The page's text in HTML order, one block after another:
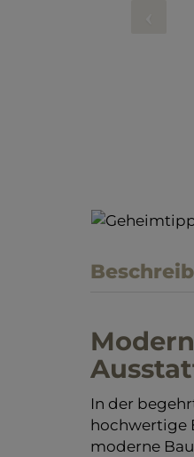
In der
hochwertige
moderne